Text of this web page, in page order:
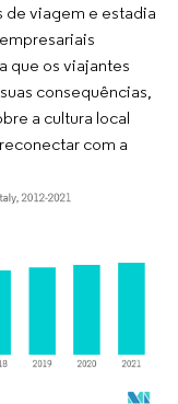
de viagem e estadia
que os viajantes
consequências,
a cultura local
com a